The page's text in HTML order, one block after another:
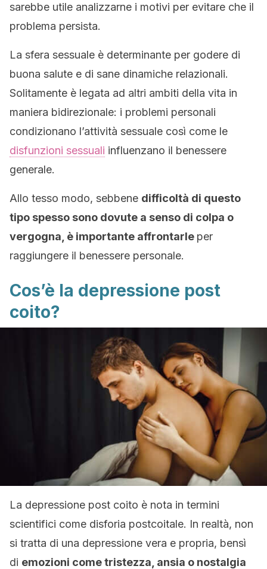
sarebbe utile analizzarne i motivi per evitare che il
problema persista.
La sfera sessuale è determinante per godere di
buona salute e di sane dinamiche relazionali.
Solitamente è legata ad altri ambiti della vita in
maniera bidirezionale: i problemi personali
condizionano l’attività sessuale così come le
disfunzioni sessuali influenzano il benessere
generale.
Allo tesso modo, sebbene difficoltà di questo
tipo spesso sono dovute a senso di colpa o
vergogna, è importante affrontarle per
raggiungere il benessere personale.
Cos’è la depressione post
coito?
La depressione post coito è nota in termini
scientifici come disforia postcoitale. In realtà, non
si tratta di una depressione vera e propria, bensì
di emozioni come tristezza, ansia o nostalgia